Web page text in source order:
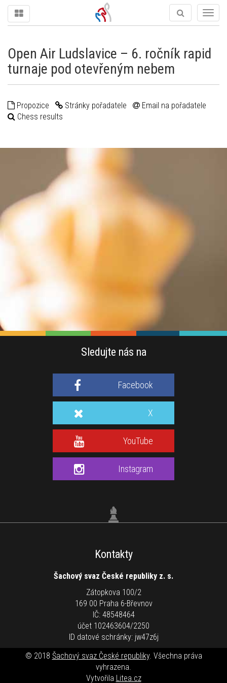
Open Air Ludslavice – 6. ročník rapid
turnaje pod otevřeným nebem
Propozice Stránky pořadatele
Email na pořadatele
Chess results
Sledujte nás na
Facebook
X
YouTube
Instagram
Kontakty
Šachový svaz České republiky z. s.
Zátopkova 100/2
169 00 Praha 6-Břevnov
IČ: 48548464
účet 102463604/2250
ID datové schránky: jw47z6j
© 2018 Šachový svaz České republiky. Všechna práva
vyhrazena.
Vytvořila Litea.cz